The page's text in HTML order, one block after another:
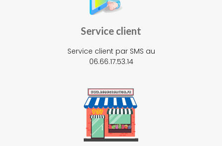
Service client
Service client par SMS au
06.66.17.53.14